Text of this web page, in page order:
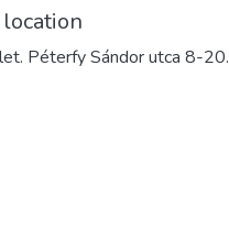
Péterfy Sándor utca 8-20.